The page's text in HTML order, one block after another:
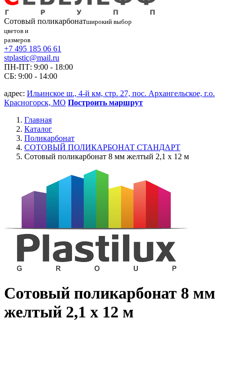
Сотовый поликарбонатширокий выбор
цветов и
размеров
+7 495 185 06 61
stplastic@mail.ru
ПН-ПТ: 9:00 - 18:00
СБ: 9:00 - 14:00
адрес: Ильинское ш., 4-й км, стр. 27, пос. Архангельское, г.о.
Красногорск, МО Построить маршрут
Главная
Каталог
Поликарбонат
СОТОВЫЙ ПОЛИКАРБОНАТ СТАНДАРТ
Сотовый поликарбонат 8 мм желтый 2,1 x 12 м
Сотовый поликарбонат 8 мм
желтый 2,1 x 12 м